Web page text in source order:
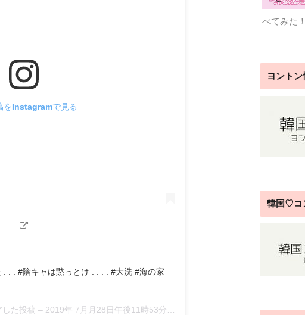
をInstagramで見る
. . #陰キャは黙っとけ . . . . #大洗 #海の家
た投稿 – 2019年 7月月28日午後11時53分PDT
べてみた！
ヨントン
韓国♡コ